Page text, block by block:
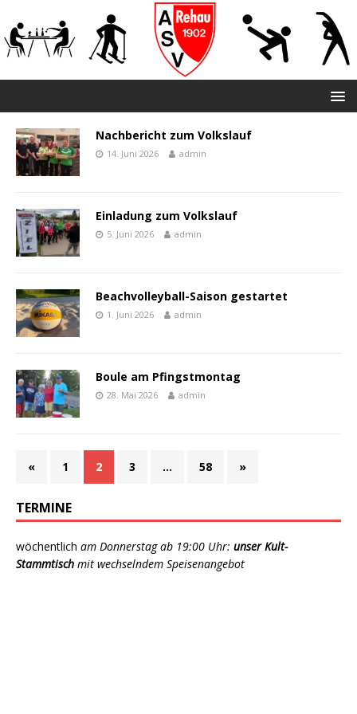
Nachbericht zum Volkslauf
14. Juni 2026 admin
Einladung zum Volkslauf
5. Juni 2026 admin
Beachvolleyball-Saison gestartet
1. Juni 2026 admin
Boule am Pfingstmontag
28. Mai 2026 admin
« 1 2 3 … 58 »
TERMINE
wöchentlich am Donnerstag ab 19:00 Uhr: unser Kult-
Stammtisch mit wechselndem Speisenangebot